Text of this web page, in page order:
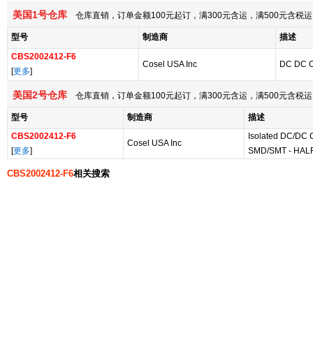
美国1号仓库 仓库直销，订单金额100元起订，满300元含运，满500元含税
型号 制造商
描述
CBS2002412-F6
[更多]
Cosel USA Inc DC DC
美国2号仓库 仓库直销，订单金额100元起订，满300元含运，满500元含税
型号 制造商
描述
CBS2002412-F6
[更多]
Cosel USA Inc
Isolated DC/DC
SMD/SMT -
CBS2002412-F6相关搜索